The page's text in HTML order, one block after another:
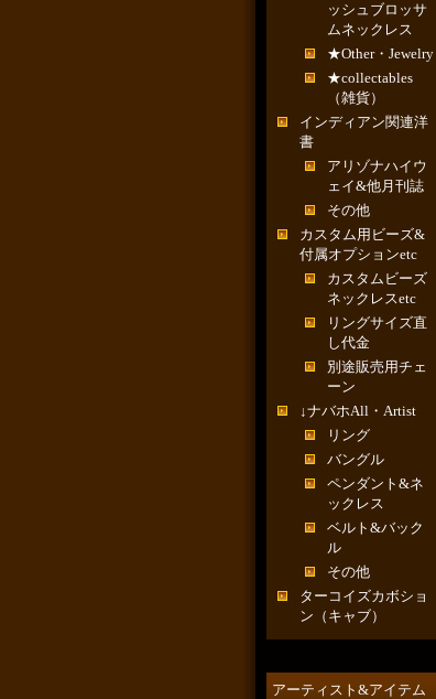
ッシュブロッサ
ムネックレス
★Other・Jewelry
★collectables
（雑貨）
インディアン関連洋
書
アリゾナハイウ
ェイ&他月刊誌
その他
カスタム用ビーズ&
付属オプションetc
カスタムビーズ
ネックレスetc
リングサイズ直
し代金
別途販売用チェ
ーン
↓ナバホAll・Artist
リング
バングル
ペンダント&ネ
ックレス
ベルト&バック
ル
その他
ターコイズカボショ
ン（キャブ）
アーティスト&アイテム